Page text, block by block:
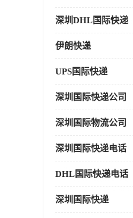
深圳DHL国际快递
伊朗快递
UPS国际快递
深圳国际快递公司
深圳国际物流公司
深圳国际快递电话
DHL国际快递电话
深圳国际快递